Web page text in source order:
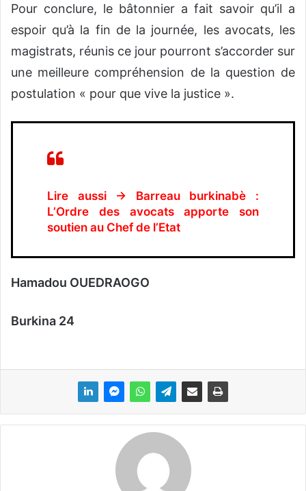
Pour conclure, le bâtonnier a fait savoir qu’il a
espoir qu’à la fin de la journée, les avocats, les
magistrats, réunis ce jour pourront s’accorder sur
une meilleure compréhension de la question de
postulation « pour que vive la justice ».
Lire aussi → Barreau burkinabè :
L’Ordre des avocats apporte son
soutien au Chef de l’Etat
Hamadou OUEDRAOGO
Burkina 24